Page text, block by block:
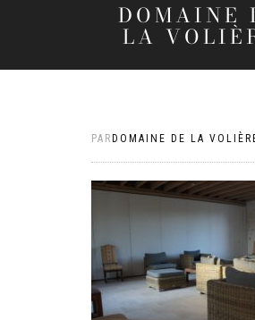
DOMAINE
LA
PAR DOMAINE DE LA